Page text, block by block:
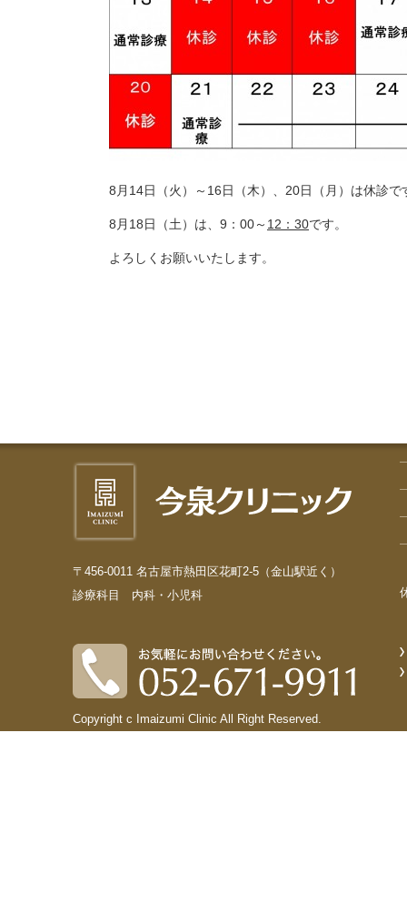
8月14日（火）～16日（木）、20日（月）は休診で
8月18日（土）は、9：00～ 12：30です。
よろしくお願いいたします。
〒456-0011 名古屋市熱田区花町2-5（金山駅近く）
診療科目 内科・小児科
Copyright c Imaizumi Clinic All Right Reserved.